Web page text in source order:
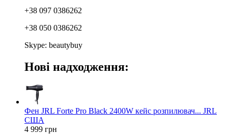
+38 097 0386262
+38 050 0386262
Skype: beautybuy
Нові надходження:
Фен JRL Forte Pro Black 2400W кейс розпилювач... JRL
США
4 999 грн